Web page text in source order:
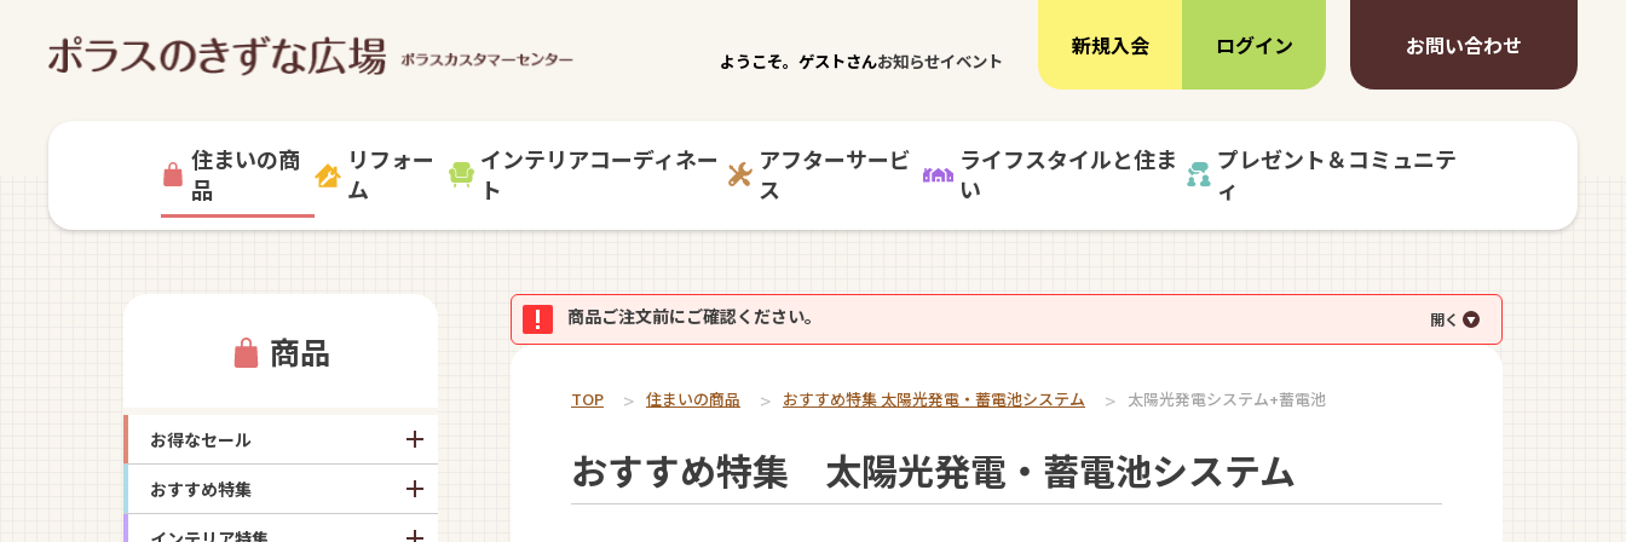
ようこそ。ゲストさんお知らせイベント
新規入会 ログイン お問い合わせ
住まいの商
品
リフォー
ム
インテリアコーディネー
ト
アフターサービ
ス
ライフスタイルと住ま
い
プレゼント＆コミュニテ
ィ
商品
お得なセール
おすすめ特集
商品ご注文前にご確認ください。
TOP 住まいの商品 おすすめ特集 太陽光発電・蓄電池システム 太陽光発電システム+蓄電池
おすすめ特集 太陽光発電・蓄電池システム